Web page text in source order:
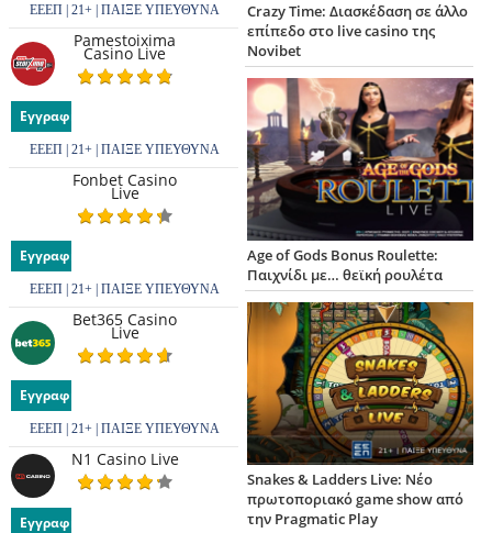
ΕΕΕΠ | 21+ | ΠΑΙΞΕ ΥΠΕΥΘΥΝΑ
Pamestoixima
Casino Live
Εγγραφή
ΕΕΕΠ | 21+ | ΠΑΙΞΕ ΥΠΕΥΘΥΝΑ
Fonbet Casino
Live
Εγγραφή
ΕΕΕΠ | 21+ | ΠΑΙΞΕ ΥΠΕΥΘΥΝΑ
Bet365 Casino
Live
Εγγραφή
ΕΕΕΠ | 21+ | ΠΑΙΞΕ ΥΠΕΥΘΥΝΑ
N1 Casino Live
Εγγραφή
Crazy Time: Διασκέδαση σε άλλο
επίπεδο στο live casino της
Novibet
Age of Gods Bonus Roulette:
Παιχνίδι με… θεϊκή ρουλέτα
Snakes & Ladders Live: Νέο
πρωτοποριακό game show από
την Pragmatic Play